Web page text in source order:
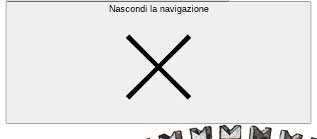
Nascondi la navigazione